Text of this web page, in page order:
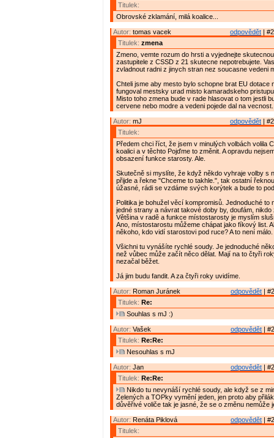
Titulek:
Obrovské zklamání, milá koalice...
odpovědět |
Autor: tomas vacek
Titulek: zmena
Zmeno, vemte rozum do hrsti a vyjednejte
zastupitele z CSSD z 21 skutecne nepotrebujete.
zvladnout radni z jinych stran nez soucasne vedeni
Chteli jsme aby mesto bylo schopne brat EU dotace
fungoval mestsky urad misto kamaradskeho
Misto toho zmena bude v rade hlasovat o tom jestli
cervene nebo modre a vedeni pojede dal na vecnost.
odpovědět |
Autor: mJ
Titulek:
Předem chci říct, že jsem v minulých volbách volila
koalici a v těchto Pojďme to změnit. A opravdu
obsazení funkce starosty. Ale.
Skutečně si myslíte, že když někdo vyhraje volby s
přijde a řekne "Chceme to takhle.", tak ostatní
úžasné, rádi se vzdáme svých korýtek a bude to
Politika je bohužel věcí kompromisů. Jednoduché to
jedné strany a návrat takové doby by, doufám, nikdo
Většina v radě a funkce místostarosty je myslím
Ano, místostarostu můžeme chápat jako fíkový list.
někoho, kdo vidí starostovi pod ruce? A to není málo.
Všichni tu vynášíte rychlé soudy. Je jednoduché
než vůbec může začít něco dělat. Mají na to čtyři
nezačal běžet.
Já jim budu fandit. A za čtyři roky uvidíme.
odpovědět |
Autor: Roman Juránek
Titulek: Re:
Souhlas s mJ :)
odpovědět |
Autor: Vašek
Titulek: Re:Re:
Nesouhlas s mJ
odpovědět |
Autor: Jan
Titulek: Re:Re:
Nikdo tu nevynáší rychlé soudy, ale když se z
Zelených a TOPky vymění jeden, jen proto aby
důvěřivé voliče tak je jasné, že se o změnu nemůže
odpovědět |
Autor: Renáta Piklová
Titulek: